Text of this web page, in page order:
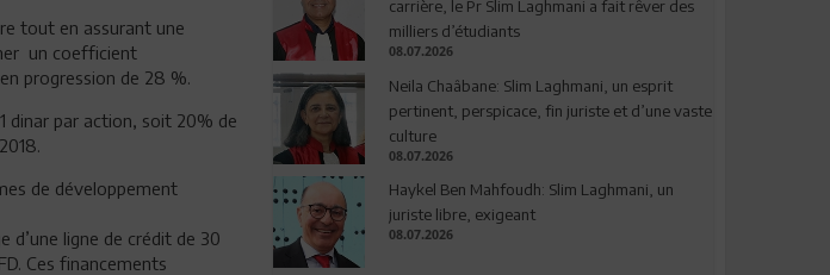
tout en assurant une
un coefficient
progression de 28 %.
dinar par action, soit 20% de
de développement
d’une ligne de crédit de 30
Ces financements
carrière, le Pr Slim Laghmani a fait rêver des
milliers d’étudiants
08.07.2026
Neila Chaâbane: Slim Laghmani, un esprit
pertinent, perspicace, fin juriste et d’une vaste
culture
08.07.2026
Haykel Ben Mahfoudh: Slim Laghmani, un
juriste libre, exigeant
08.07.2026